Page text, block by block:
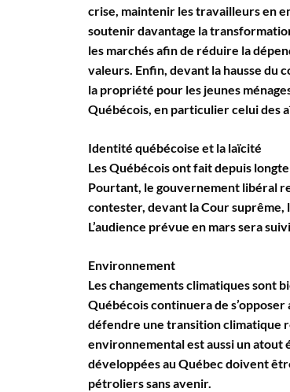
crise, maintenir les travailleurs en
soutenir davantage la
les marchés afin de réduire la
valeurs. Enfin, devant la hausse du
la propriété pour les jeunes
Québécois, en particulier celui des
Identité québécoise et la laïcité
Les Québécois ont fait depuis
Pourtant, le gouvernement libéral
contester, devant la Cour suprême,
L’audience prévue en mars sera
Environnement
Les changements climatiques sont
Québécois continuera de
défendre une transition climatique
environnemental est aussi un atout
développées au Québec doivent
pétroliers sans avenir.